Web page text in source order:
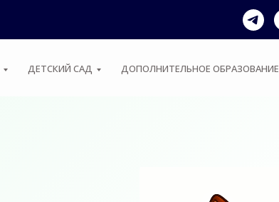
ДЕТСКИЙ САД ДОПОЛНИТЕЛЬНОЕ ОБРАЗОВАНИЕ